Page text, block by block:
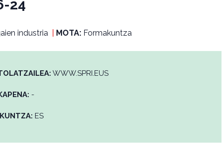
24
industria MOTA: Formakuntza
WWW.SPRI.EUS
-
ES